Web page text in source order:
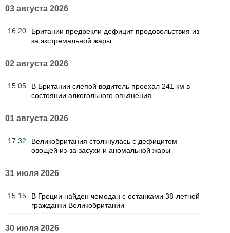
03 августа 2026
16:20
Британии предрекли дефицит продовольствия из-
за экстремальной жары
02 августа 2026
15:05
В Британии слепой водитель проехал 241 км в
состоянии алкогольного опьянения
01 августа 2026
17:32
Великобритания столкнулась с дефицитом
овощей из-за засухи и аномальной жары
31 июля 2026
15:15
В Греции найден чемодан с останками 38-летней
гражданки Великобритании
30 июля 2026